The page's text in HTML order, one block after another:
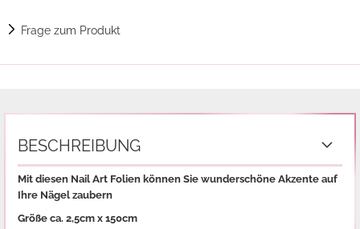
Frage zum Produkt
BESCHREIBUNG
Mit diesen Nail Art Folien können Sie wunderschöne Akzente auf
Ihre Nägel zaubern
Größe ca. 2,5cm x 150cm